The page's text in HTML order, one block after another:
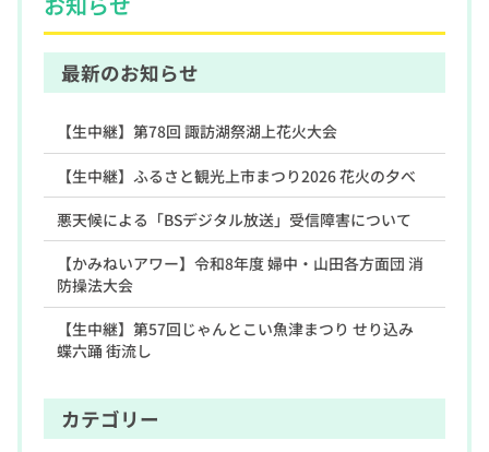
最新のお知らせ
【生中継】第78回 諏訪湖祭湖上花火大会
【生中継】ふるさと観光上市まつり2026 花火の夕べ
悪天候による「BSデジタル放送」受信障害について
【かみねいアワー】令和8年度 婦中・山田各方面団 消
防操法大会
【生中継】第57回じゃんとこい魚津まつり せり込み
蝶六踊 街流し
カテゴリー